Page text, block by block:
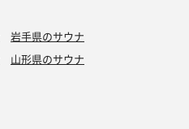
岩手県のサウナ
山形県のサウナ